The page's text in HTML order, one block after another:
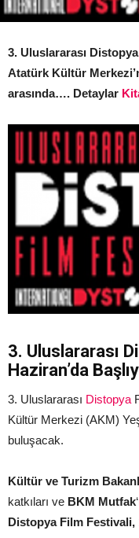
3. Uluslararası
Atatürk Kültür
arasında…. Detaylar
3. Uluslararası
Haziran’da
3. Uluslararası Distopya
Kültür Merkezi (AKM)
buluşacak.
Kültür ve Turizm
katkıları ve BKM Mutfak
Distopya Film Festivali,